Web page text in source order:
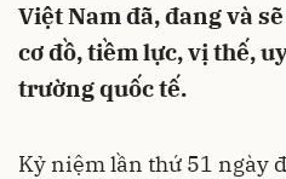
Việt Nam đã, đang và
cơ đồ, tiềm lực, vị thế,
trường quốc tế.
Kỷ niệm lần thứ 51 ngày